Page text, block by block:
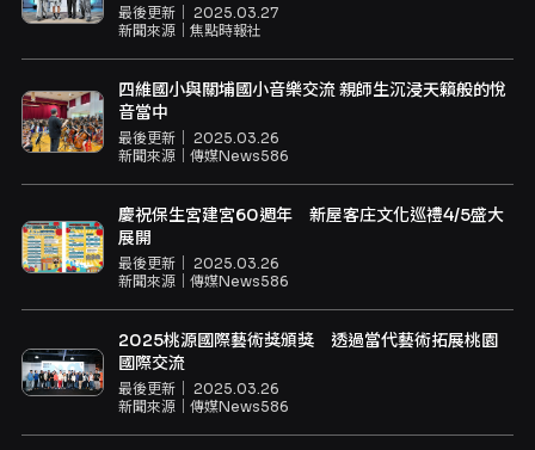
最後更新｜ 2025.03.27
新聞來源｜ 焦點時報社
四維國小與關埔國小音樂交流 親師生沉浸天籟般的悅
音當中
最後更新｜ 2025.03.26
新聞來源｜ 傳媒News586
慶祝保生宮建宮60週年 新屋客庄文化巡禮4/5盛大
展開
最後更新｜ 2025.03.26
新聞來源｜ 傳媒News586
2025桃源國際藝術獎頒獎 透過當代藝術拓展桃園
國際交流
最後更新｜ 2025.03.26
新聞來源｜ 傳媒News586